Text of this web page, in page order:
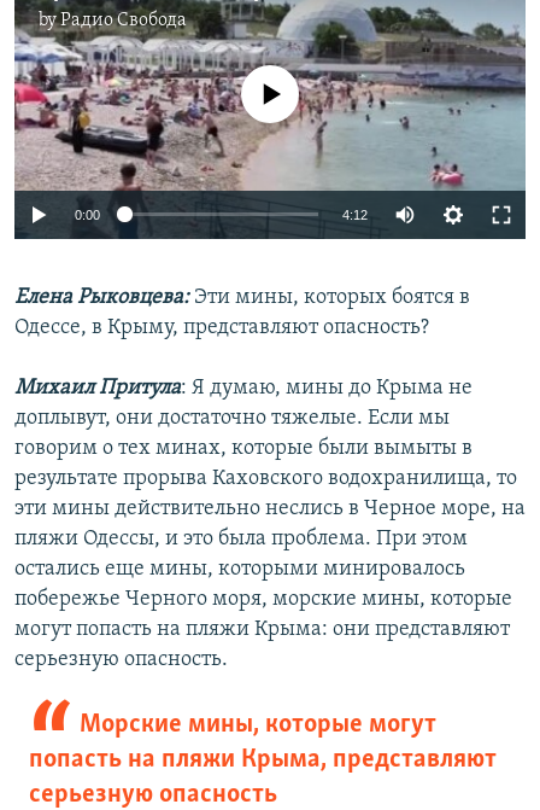
byРадио Свобода
Auto 240p 360p 480p
720p 1080p
No media source currently available
0:00 4:12
360p
480p
1080p
Елена Рыковцева:Эти мины, которых боятся в
Одессе, в Крыму, представляют опасность?
Михаил Притула: Я думаю, мины до Крыма не
доплывут, они достаточно тяжелые. Если мы
говорим о тех минах, которые были вымыты в
результате прорыва Каховского водохранилища, то
эти мины действительно неслись в Черное море, на
пляжи Одессы, и это была проблема. При этом
остались еще мины, которыми минировалось
побережье Черного моря, морские мины, которые
могут попасть на пляжи Крыма: они представляют
серьезную опасность.
Морские мины, которые могут
попасть на пляжи Крыма, представляют
серьезную опасность